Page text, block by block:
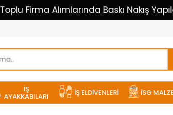
Toplu Firma Alımlarında Baskı Nakış
İŞ
AYAKKABILARI İŞ ELDİVENLERİ İSG